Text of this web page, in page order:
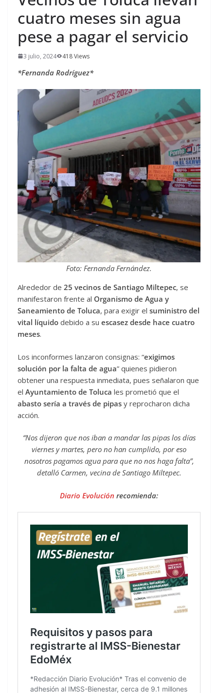
cuatro meses sin agua
pese a pagar el servicio
3 julio, 2024 418 Views
*Fernanda Rodríguez*
Foto: Fernanda Fernández.
Alrededor de 25 vecinos de Santiago Miltepec, se
manifestaron frente al Organismo de Agua y
Saneamiento de Toluca, para exigir el suministro del
vital líquido debido a su escasez desde hace cuatro
meses.
Los inconformes lanzaron consignas: “exigimos
solución por la falta de agua” quienes pidieron
obtener una respuesta inmediata, pues señalaron que
el Ayuntamiento de Toluca les prometió que el
abasto sería a través de pipas y reprocharon dicha
acción.
“Nos dijeron que nos iban a mandar las pipas los días
viernes y martes, pero no han cumplido, por eso
nosotros pagamos agua para que no nos haga falta”,
detalló Carmen, vecina de Santiago Miltepec.
Diario Evolución recomienda: